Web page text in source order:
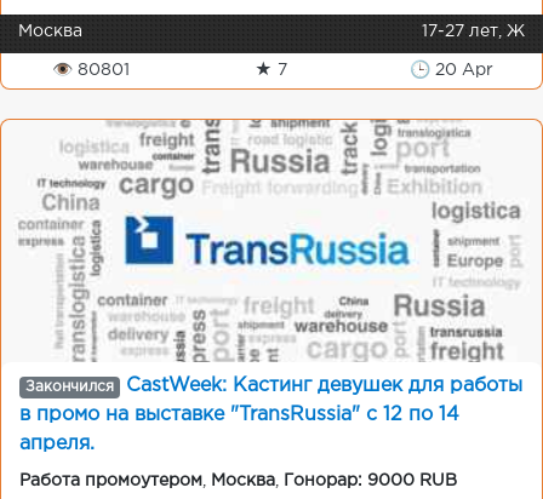
Москва 17-27 лет, Ж
👁 80801 ★ 7 🕒 20 Apr
Закончился
CastWeek: Кастинг девушек для работы
в промо на выставке "TransRussia" с 12 по 14
апреля.
Работа промоутером Москва Гонорар: 9000 RUB